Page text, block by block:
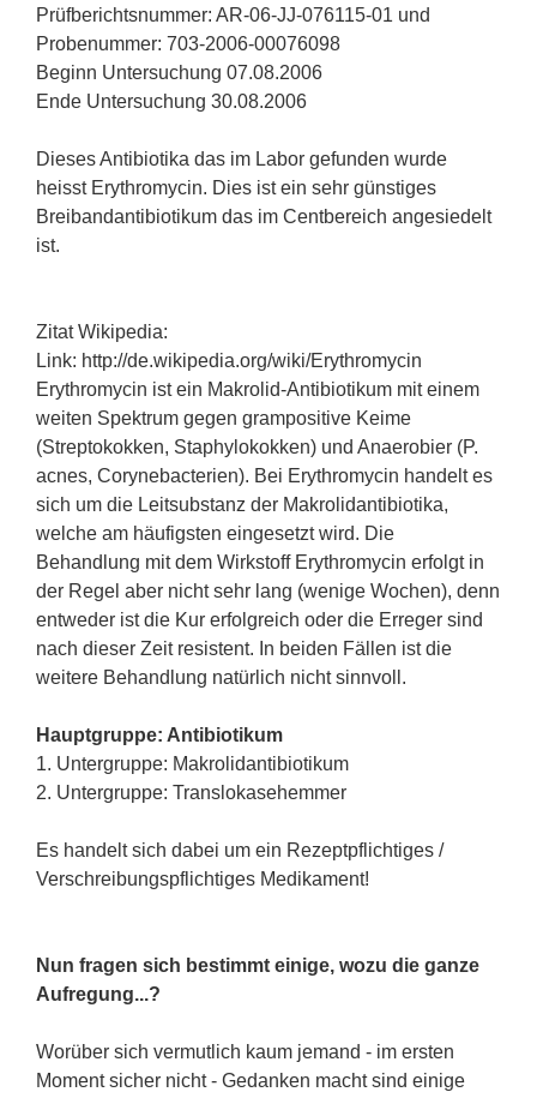
Prüfberichtsnummer: AR-06-JJ-076115-01 und
Probenummer: 703-2006-00076098
Beginn Untersuchung 07.08.2006
Ende Untersuchung 30.08.2006
Dieses Antibiotika das im Labor gefunden wurde
heisst Erythromycin. Dies ist ein sehr günstiges
Breibandantibiotikum das im Centbereich angesiedelt
ist.
Zitat Wikipedia:
Link: http://de.wikipedia.org/wiki/Erythromycin
Erythromycin ist ein Makrolid-Antibiotikum mit einem
weiten Spektrum gegen grampositive Keime
(Streptokokken, Staphylokokken) und Anaerobier (P.
acnes, Corynebacterien). Bei Erythromycin handelt es
sich um die Leitsubstanz der Makrolidantibiotika,
welche am häufigsten eingesetzt wird. Die
Behandlung mit dem Wirkstoff Erythromycin erfolgt in
der Regel aber nicht sehr lang (wenige Wochen), denn
entweder ist die Kur erfolgreich oder die Erreger sind
nach dieser Zeit resistent. In beiden Fällen ist die
weitere Behandlung natürlich nicht sinnvoll.
Hauptgruppe: Antibiotikum
1. Untergruppe: Makrolidantibiotikum
2. Untergruppe: Translokasehemmer
Es handelt sich dabei um ein Rezeptpflichtiges /
Verschreibungspflichtiges Medikament!
Nun fragen sich bestimmt einige, wozu die ganze
Aufregung...?
Worüber sich vermutlich kaum jemand - im ersten
Moment sicher nicht - Gedanken macht sind einige